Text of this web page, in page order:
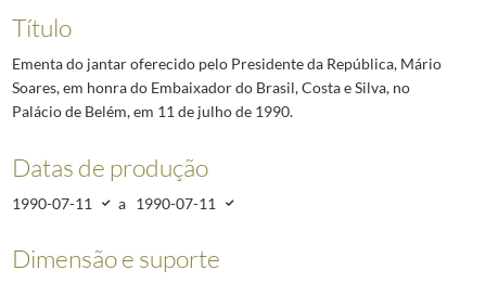
Título
Ementa do jantar oferecido pelo Presidente da República, Mário
Soares, em honra do Embaixador do Brasil, Costa e Silva, no
Palácio de Belém, em 11 de julho de 1990.
Datas de produção
1990-07-11 a 1990-07-11
Dimensão e suporte